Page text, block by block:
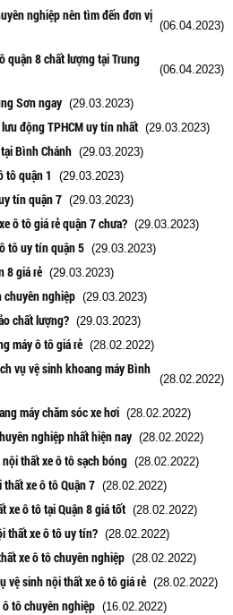
nghiệp nên tìm đến đơn vị
(06.04.2023)
quận 8 chất lượng tại Trung
(06.04.2023)
Sơn ngay (29.03.2023)
động TPHCM uy tín nhất (29.03.2023)
Bình Chánh (29.03.2023)
tô quận 1 (29.03.2023)
tín quận 7 (29.03.2023)
ô tô giá rẻ quận 7 chưa? (29.03.2023)
tô uy tín quận 5 (29.03.2023)
8 giá rẻ (29.03.2023)
chuyên nghiệp (29.03.2023)
chất lượng? (29.03.2023)
máy ô tô giá rẻ (28.02.2022)
vụ vệ sinh khoang máy Bình
(28.02.2022)
máy chăm sóc xe hơi (28.02.2022)
nghiệp nhất hiện nay (28.02.2022)
thất xe ô tô sạch bóng (28.02.2022)
xe ô tô Quận 7 (28.02.2022)
xe ô tô tại Quận 8 giá tốt (28.02.2022)
thất xe ô tô uy tín? (28.02.2022)
xe ô tô chuyên nghiệp (28.02.2022)
vệ sinh nội thất xe ô tô giá rẻ (28.02.2022)
tô chuyên nghiệp (16.02.2022)